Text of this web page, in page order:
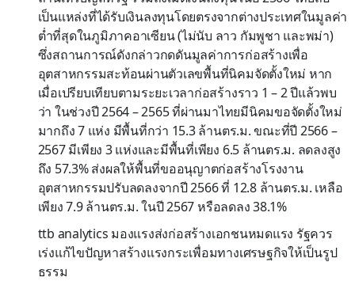
เป็นแหล่งที่ได้รับเงินลงทุนโดยตรงจากต่างประเทศในมูลค่า
ต่ำที่สุดในภูมิภาคอาเซียน (ไม่นับ ลาว กัมพูชา และพม่า)
ซึ่งสถานการณ์ดังกล่าวกดดันมูลค่าการก่อสร้างเพื่อ
อุตสาหกรรมสะท้อนผ่านตัวเลขพื้นที่นิคมจัดตั้งใหม่ หาก
เมื่อเปรียบเทียบตามระยะเวลาก่อสร้างราว 1 – 2 ปีแล้วพบ
ว่า ในช่วงปี 2564 – 2565 ที่ผ่านมาไทยมีนิคมขอจัดตั้งใหม่
มากถึง 7 แห่ง มีพื้นที่กว่า 15.3 ล้านตร.ม. ขณะที่ปี 2566 –
2567 มีเพียง 3 แห่งและมีพื้นที่เพียง 6.5 ล้านตร.ม. ลดลงสูง
ถึง 57.3% ส่งผลให้พื้นที่ขออนุญาตก่อสร้างโรงงาน
อุตสาหกรรมปรับลดลงจากปี 2566 ที่ 12.8 ล้านตร.ม. เหลือ
เพียง 7.9 ล้านตร.ม. ในปี 2567 หรือลดลง 38.1%
ttb analytics มองแรงส่งก่อสร้างเอกชนหมดแรง รัฐควร
เร่งแก้ไขปัญหาสร้างแรงกระเพื่อมทางเศรษฐกิจให้เป็นรูป
ธรรม